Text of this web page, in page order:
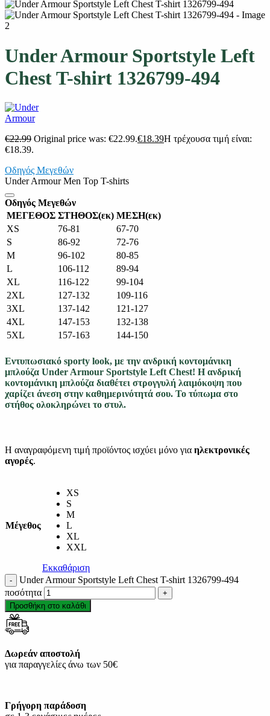
Under Armour Sportstyle Left
Chest T-shirt 1326799-494
€22.99 Original price was: €22.99.€18.39Η τρέχουσα τιμή είναι:
€18.39.
Οδηγός Μεγεθών
Under Armour Men Top T-shirts
Οδηγός Μεγεθών
ΜΕΓΕΘΟΣ ΣΤΗΘΟΣ(εκ) ΜΕΣΗ(εκ)
XS
76-81
67-70
S
86-92
72-76
M
96-102
80-85
L
106-112
89-94
XL
116-122
99-104
2XL
127-132
109-116
3XL
137-142
121-127
4XL
147-153
132-138
5XL
157-163 144-150
Εντυπωσιακό sporty look, με την ανδρική κοντομάνικη
μπλούζα Under Armour Sportstyle Left Chest! Η ανδρική
κοντομάνικη μπλούζα διαθέτει στρογγυλή λαιμόκοψη που
χαρίζει άνεση στην καθημερινότητά σου. Το τύπωμα στο
στήθος ολοκληρώνει το στυλ.
Η αναγραφόμενη τιμή προϊόντος ισχύει μόνο για ηλεκτρονικές
αγορές.
Μέγεθος
XS
S
M
L
XL
XXL
Εκκαθάριση
Under Armour Sportstyle Left Chest T-shirt 1326799-494
ποσότητα
Προσθήκη στο καλάθι
Δωρεάν αποστολή
για παραγγελίες άνω των 50€
Γρήγορη παράδοση